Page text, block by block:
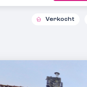
Verkocht